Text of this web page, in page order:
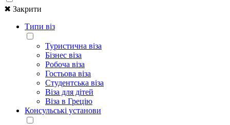
✖ Закрити
Типи віз
Туристична віза
Бізнес віза
Робоча віза
Гостьова віза
Студентська віза
Віза для дітей
Віза в Грецію
Консульські установи